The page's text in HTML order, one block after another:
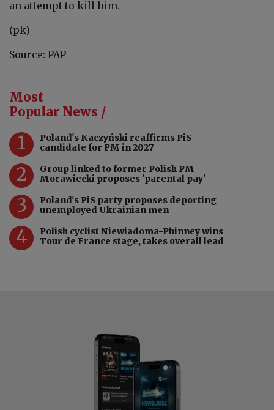
an attempt to kill him.
(pk)
Source: PAP
Most
Popular News /
1
Poland's Kaczyński reaffirms PiS
candidate for PM in 2027
2
Group linked to former Polish PM
Morawiecki proposes 'parental pay'
3
Poland's PiS party proposes deporting
unemployed Ukrainian men
4
Polish cyclist Niewiadoma-Phinney wins
Tour de France stage, takes overall lead